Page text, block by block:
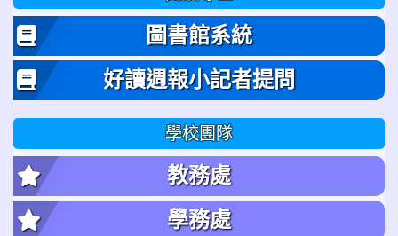
圖書館系統
好讀週報小記者提問
學校團隊
教務處
學務處